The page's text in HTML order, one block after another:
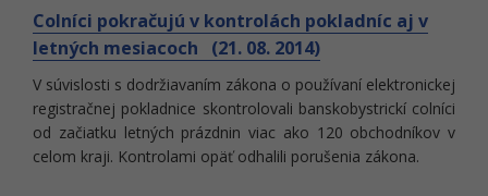
Colníci pokračujú v kontrolách pokladníc aj v
letných mesiacoch (21. 08. 2014)
V súvislosti s dodržiavaním zákona o používaní elektronickej
registračnej pokladnice skontrolovali banskobystrickí colníci
od začiatku letných prázdnin viac ako 120 obchodníkov v
celom kraji. Kontrolami opäť odhalili porušenia zákona.